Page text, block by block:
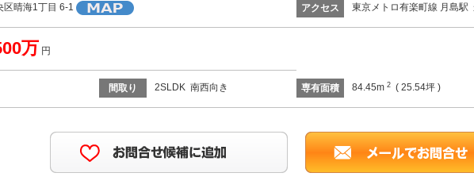
区晴海1丁目 6-1 アクセス 東京メトロ有楽町線 月島駅
万 円
間取り 2SLDK 南西向き 専有面積 84.45m 2 ( 25.54坪 )